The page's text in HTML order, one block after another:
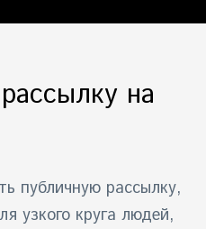
на
публичную рассылку,
узкого круга людей,